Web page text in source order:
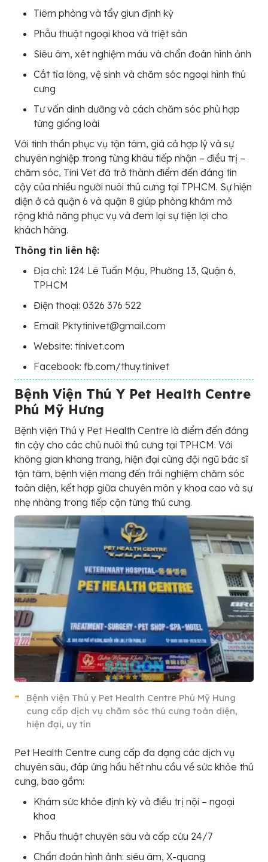
Tiêm phòng và tẩy giun định kỳ
Phẫu thuật ngoại khoa và triệt sản
Siêu âm, xét nghiệm máu và chẩn đoán hình ảnh
Cắt tỉa lông, vệ sinh và chăm sóc ngoại hình thú
cưng
Tư vấn dinh dưỡng và cách chăm sóc phù hợp
từng giống loài
Với tinh thần phục vụ tận tâm, giá cả hợp lý và sự
chuyên nghiệp trong từng khâu tiếp nhận – điều trị –
chăm sóc, Tini Vet đã trở thành điểm đến đáng tin
cậy của nhiều người nuôi thú cưng tại TPHCM. Sự hiện
diện ở cả quận 6 và quận 8 giúp phòng khám mở
rộng khả năng phục vụ và đem lại sự tiện lợi cho
khách hàng.
Thông tin liên hệ:
Địa chỉ: 124 Lê Tuấn Mậu, Phường 13, Quận 6,
TPHCM
Điện thoại: 0326 376 522
Email: Pktytinivet@gmail.com
Website: tinivet.com
Facebook: fb.com/thuy.tinivet
Bệnh Viện Thú Y Pet Health Centre
Phú Mỹ Hưng
Bệnh viện Thú y Pet Health Centre là điểm đến đáng
tin cậy cho các chủ nuôi thú cưng tại TPHCM. Với
không gian khang trang, hiện đại cùng đội ngũ bác sĩ
tận tâm, bệnh viện mang đến trải nghiệm chăm sóc
toàn diện, kết hợp giữa chuyên môn y khoa cao và sự
nhẹ nhàng trong tiếp cận từng thú cưng.
Bệnh viện Thú y Pet Health Centre Phú Mỹ Hưng
cung cấp dịch vụ chăm sóc thú cưng toàn diện,
hiện đại, uy tín
Pet Health Centre cung cấp đa dạng các dịch vụ
chuyên sâu, đáp ứng hầu hết nhu cầu về sức khỏe thú
cưng, bao gồm:
Khám sức khỏe định kỳ và điều trị nội – ngoại
khoa
Phẫu thuật chuyên sâu và cấp cứu 24/7
Chẩn đoán hình ảnh: siêu âm, X-quang